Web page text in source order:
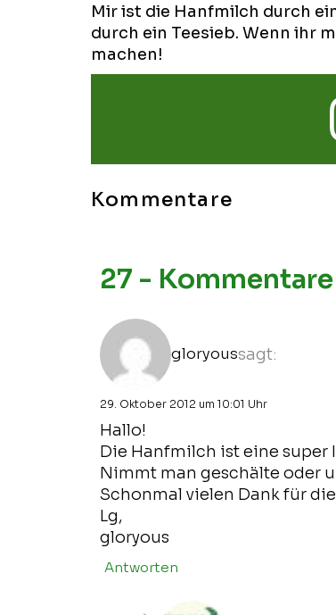
Mir ist die Hanfmilch durch
durch ein Teesieb. Wenn ihr
machen!
Kommentare
27 - Kommentare
gloryoussagt:
29. Oktober 2012 um 10:01 Uhr
Hallo!
Die Hanfmilch ist eine super
Nimmt man geschälte oder
Schonmal vielen Dank für
Lg,
gloryous
Antworten